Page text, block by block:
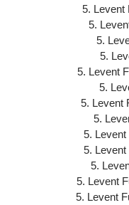
5. Levent
5.
5.
5.
5. Levent
5.
5. Levent
5.
5.
5.
5.
5. Levent
5. Levent